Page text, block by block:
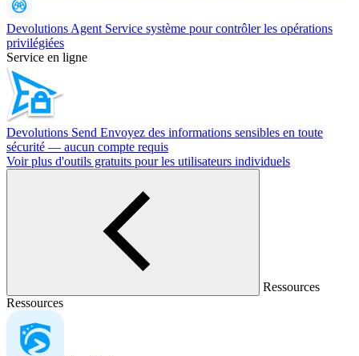
Devolutions Agent Service système pour contrôler les opérations
privilégiées
Service en ligne
Devolutions Send Envoyez des informations sensibles en toute
sécurité — aucun compte requis
Voir plus d'outils gratuits pour les utilisateurs individuels
Ressources
Ressources